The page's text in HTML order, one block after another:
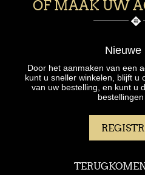
OF MAAK UW
Nieuwe
Door het aanmaken van een
kunt u sneller winkelen, blijft u
van uw bestelling, en kunt u
bestellingen